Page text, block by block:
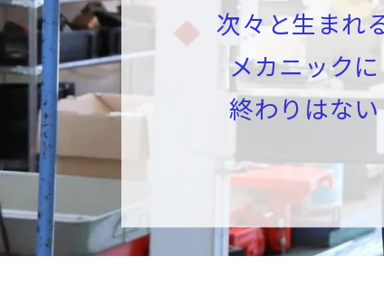
次々と生まれ
メカニックに
終わりはない